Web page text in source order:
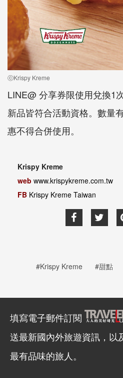
ⓒKrispy Kreme
LINE@ 分享券限使用兌換1
新品皆符合活動資格。數量
惠不得合併使用。
Krispy Kreme
web www.krispykreme.com.tw
FB Krispy Kreme Taiwan
#Krispy Kreme #甜點
填寫電子郵件訂閱
送最新國內外旅遊資訊，以
最有品味的旅人。